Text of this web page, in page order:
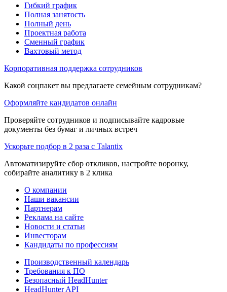
Гибкий график
Полная занятость
Полный день
Проектная работа
Сменный график
Вахтовый метод
Корпоративная поддержка сотрудников
Какой соцпакет вы предлагаете семейным сотрудникам?
Оформляйте кандидатов онлайн
Проверяйте сотрудников и подписывайте кадровые
документы без бумаг и личных встреч
Ускорьте подбор в 2 раза с Talantix
Автоматизируйте сбор откликов, настройте воронку,
собирайте аналитику в 2 клика
О компании
Наши вакансии
Партнерам
Реклама на сайте
Новости и статьи
Инвесторам
Кандидаты по профессиям
Производственный календарь
Требования к ПО
Безопасный HeadHunter
HeadHunter API